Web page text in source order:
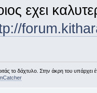
εχει
το δάχτυλο. Στην άκρη του υπάρχει